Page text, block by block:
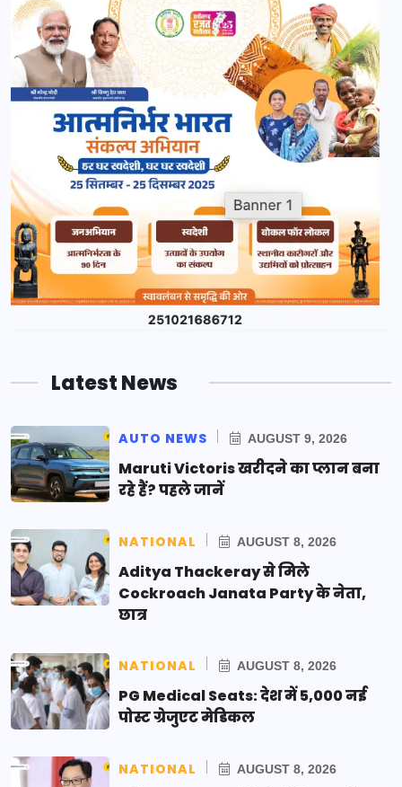
Latest News
AUTO NEWS AUGUST 9, 2026
Maruti Victoris खरीदने का प्लान बना
रहे हैं? पहले जानें
NATIONAL AUGUST 8, 2026
Aditya Thackeray से मिले
Cockroach Janata Party के नेता,
छात्र
NATIONAL AUGUST 8, 2026
PG Medical Seats: देश में 5,000 नई
पोस्ट ग्रेजुएट मेडिकल
NATIONAL AUGUST 8, 2026